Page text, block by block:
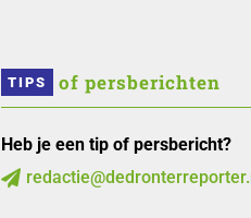
TIPS of persberichten
Heb je een tip of persbericht?
